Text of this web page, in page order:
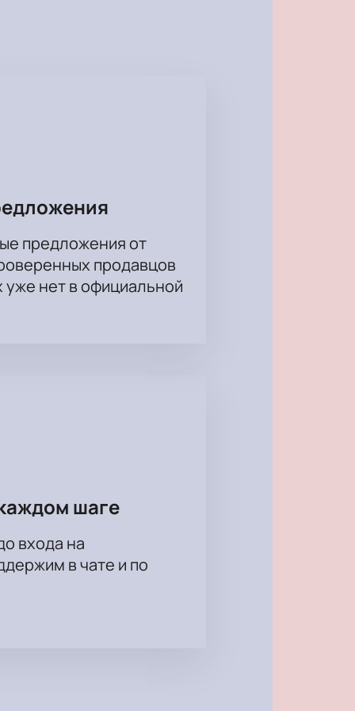
предложения от
продавцов
нет в официальной
шаге
входа на
в чате и по